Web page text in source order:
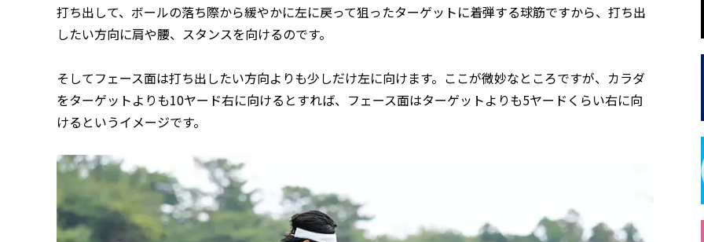
打ち出して、ボールの落ち際から緩やかに左に戻って狙ったターゲットに着弾する球筋ですから、打ち出
したい方向に肩や腰、スタンスを向けるのです。
そしてフェース面は打ち出したい方向よりも少しだけ左に向けます。ここが微妙なところですが、カラダ
をターゲットよりも10ヤード右に向けるとすれば、フェース面はターゲットよりも5ヤードくらい右に向
けるというイメージです。